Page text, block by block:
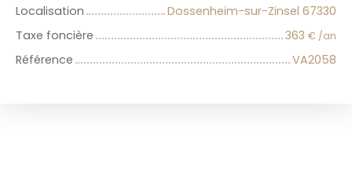
Localisation
Dossenheim-sur-Zinsel 67330
Taxe foncière
363 € /an
Référence VA2058